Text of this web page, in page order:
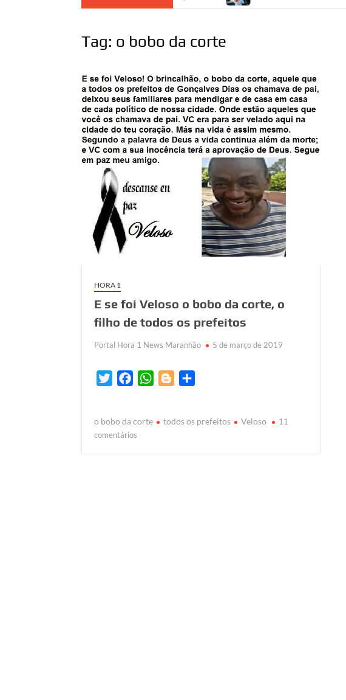
Tag: o bobo da corte
HORA 1
E se foi Veloso o bobo da corte, o
filho de todos os prefeitos
Portal Hora 1 News Maranhão 5 de março de 2019
t
t
e
e
b
o
W
t
A
g
e
r
o bobo da corte todos os prefeitos Veloso
11
comentários